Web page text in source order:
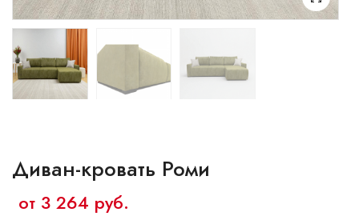
Ваш город: Минск Брест Витебск Гомель
Гродно
Могилев
Сморгонь
Диван-кровать Роми
от 3 264 руб.